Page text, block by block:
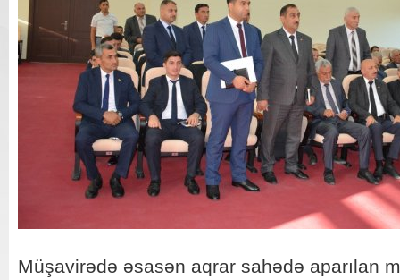
Müşavirədə əsasən aqrar sahədə aparılan